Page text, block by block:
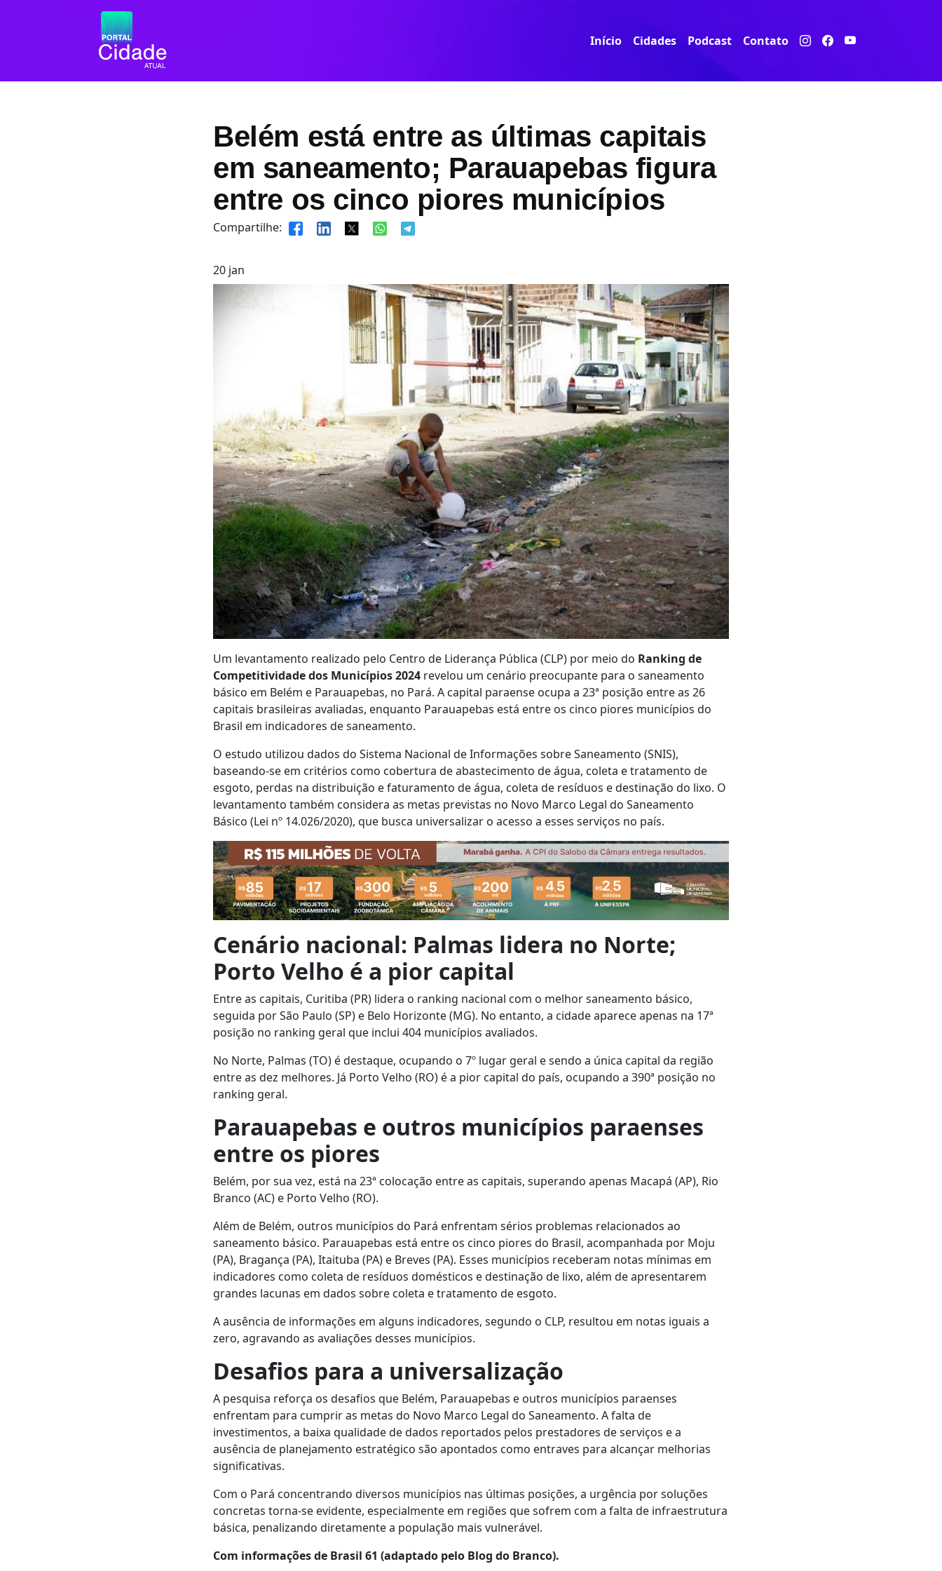
Início Cidades Podcast Contato
Belém está entre as últimas capitais
em saneamento; Parauapebas figura
entre os cinco piores municípios
Compartilhe:
20 jan
Um levantamento realizado pelo Centro de Liderança Pública (CLP) por meio do Ranking de
Competitividade dos Municípios 2024 revelou um cenário preocupante para o saneamento
básico em Belém e Parauapebas, no Pará. A capital paraense ocupa a 23ª posição entre as 26
capitais brasileiras avaliadas, enquanto Parauapebas está entre os cinco piores municípios do
Brasil em indicadores de saneamento.
O estudo utilizou dados do Sistema Nacional de Informações sobre Saneamento (SNIS),
baseando-se em critérios como cobertura de abastecimento de água, coleta e tratamento de
esgoto, perdas na distribuição e faturamento de água, coleta de resíduos e destinação do lixo. O
levantamento também considera as metas previstas no Novo Marco Legal do Saneamento
Básico (Lei nº 14.026/2020), que busca universalizar o acesso a esses serviços no país.
Cenário nacional: Palmas lidera no Norte;
Porto Velho é a pior capital
Entre as capitais, Curitiba (PR) lidera o ranking nacional com o melhor saneamento básico,
seguida por São Paulo (SP) e Belo Horizonte (MG). No entanto, a cidade aparece apenas na 17ª
posição no ranking geral que inclui 404 municípios avaliados.
No Norte, Palmas (TO) é destaque, ocupando o 7º lugar geral e sendo a única capital da região
entre as dez melhores. Já Porto Velho (RO) é a pior capital do país, ocupando a 390ª posição no
ranking geral.
Parauapebas e outros municípios paraenses
entre os piores
Belém, por sua vez, está na 23ª colocação entre as capitais, superando apenas Macapá (AP), Rio
Branco (AC) e Porto Velho (RO).
Além de Belém, outros municípios do Pará enfrentam sérios problemas relacionados ao
saneamento básico. Parauapebas está entre os cinco piores do Brasil, acompanhada por Moju
(PA), Bragança (PA), Itaituba (PA) e Breves (PA). Esses municípios receberam notas mínimas em
indicadores como coleta de resíduos domésticos e destinação de lixo, além de apresentarem
grandes lacunas em dados sobre coleta e tratamento de esgoto.
A ausência de informações em alguns indicadores, segundo o CLP, resultou em notas iguais a
zero, agravando as avaliações desses municípios.
Desafios para a universalização
A pesquisa reforça os desafios que Belém, Parauapebas e outros municípios paraenses
enfrentam para cumprir as metas do Novo Marco Legal do Saneamento. A falta de
investimentos, a baixa qualidade de dados reportados pelos prestadores de serviços e a
ausência de planejamento estratégico são apontados como entraves para alcançar melhorias
significativas.
Com o Pará concentrando diversos municípios nas últimas posições, a urgência por soluções
concretas torna-se evidente, especialmente em regiões que sofrem com a falta de infraestrutura
básica, penalizando diretamente a população mais vulnerável.
Com informações de Brasil 61 (adaptado pelo Blog do Branco).